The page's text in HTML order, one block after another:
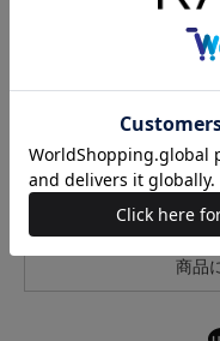
お買い物時のご利用ガ
商品